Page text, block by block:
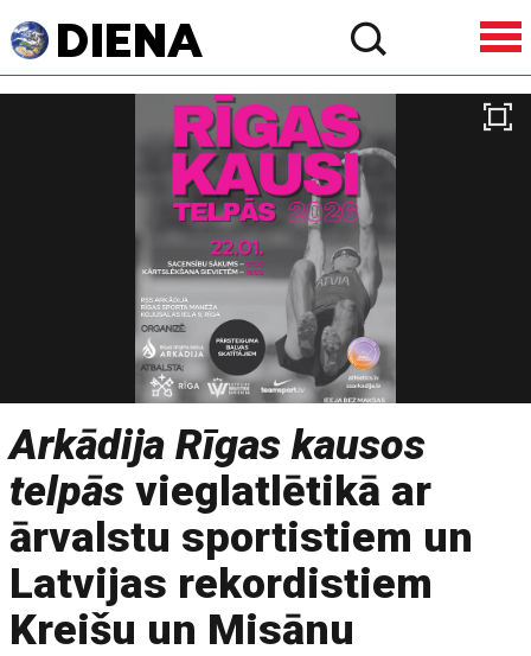
Arkādija Rīgas kausos
telpās vieglatlētikā ar
ārvalstu sportistiem un
Latvijas rekordistiem
Kreišu un Misānu